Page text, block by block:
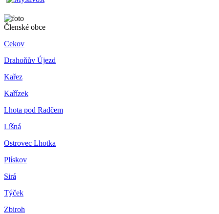
Členské obce
Cekov
Drahoňův Újezd
Kařez
Kařízek
Lhota pod Radčem
Líšná
Ostrovec Lhotka
Plískov
Sirá
Týček
Zbiroh